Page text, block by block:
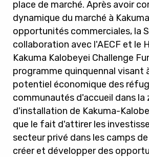
place de marché. Après avoir
dynamique du marché à
opportunités commerciales, la
collaboration avec l'AECF et le
Kakuma Kalobeyei Challenge
programme quinquennal visant
potentiel économique des
communautés d'accueil dans la
d'installation de Kakuma-
que le fait d'attirer les
secteur privé dans les camps
créer et développer des